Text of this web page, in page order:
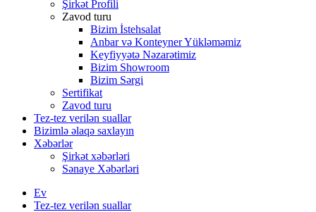
Şirkət Profili
Zavod turu
Bizim İstehsalat
Anbar və Konteyner Yükləməmiz
Keyfiyyətə Nəzarətimiz
Bizim Showroom
Bizim Sərgi
Sertifikat
Zavod turu
Tez-tez verilən suallar
Bizimlə əlaqə saxlayın
Xəbərlər
Şirkət xəbərləri
Sənaye Xəbərləri
Ev
Tez-tez verilən suallar